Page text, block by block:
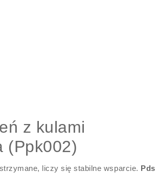
z kulami
(Ppk002)
liczy się stabilne wsparcie. Pds